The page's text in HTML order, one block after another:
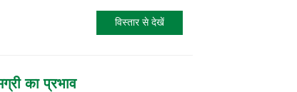
विस्तार से देखें
का प्रभाव